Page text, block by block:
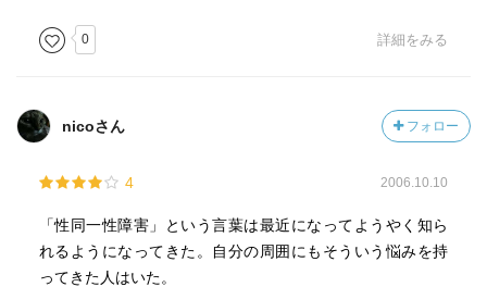
0 詳細をみる
nicoさん フォロー
4 2006.10.10
「性同一性障害」という言葉は最近になってようやく知ら
れるようになってきた。自分の周囲にもそういう悩みを持
ってきた人はいた。